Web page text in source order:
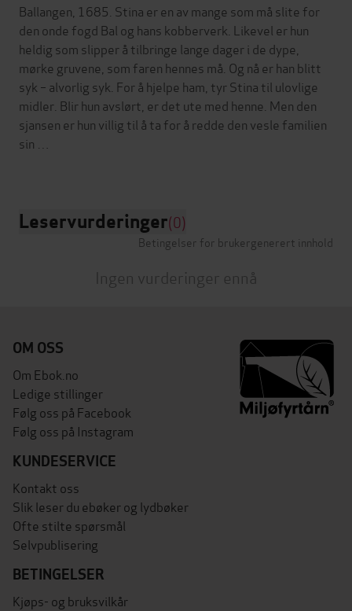
Ballangen, 1685. Stina er en av mange som må slite for
den onde fogd Bal og hans kobberverk. Likevel er hun
heldig som slipper å tilbringe lange dager i de dype,
mørke gruvene, som faren hennes må. Og nå er han blitt
syk – alvorlig syk. For å hjelpe ham, tyr Stina til ulovlige
midler. Blir hun avslørt, er det ute med henne. Men den
sjansen er hun villig til å ta for å redde den vesle familien
sin …
Leservurderinger(0)
Betingelser for brukergenerert innhold
Ingen vurderinger ennå
OM OSS
Om Ebok.no
Ledige stillinger
Følg oss på Facebook
Følg oss på Instagram
KUNDESERVICE
Kontakt oss
Slik leser du ebøker og lydbøker
Ofte stilte spørsmål
Selvpublisering
BETINGELSER
Kjøps- og bruksvilkår